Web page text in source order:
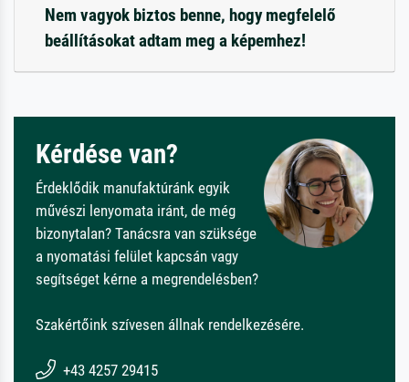
Nem vagyok biztos benne, hogy megfelelő
beállításokat adtam meg a képemhez!
Kérdése van?
Érdeklődik manufaktúránk egyik
művészi lenyomata iránt, de még
bizonytalan? Tanácsra van szüksége
a nyomatási felület kapcsán vagy
segítséget kérne a megrendelésben?
Szakértőink szívesen állnak rendelkezésére.
+43 4257 29415